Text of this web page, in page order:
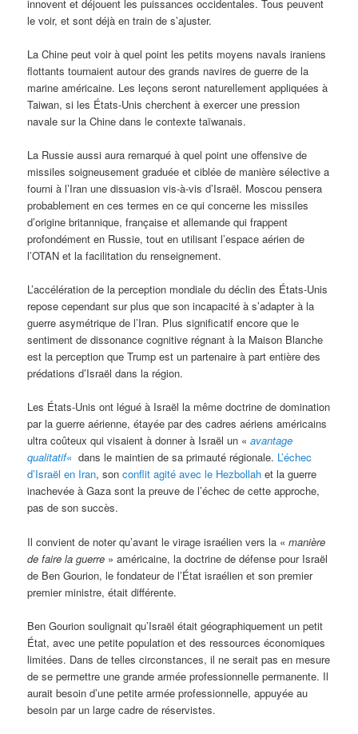
innovent et déjouent les puissances occidentales. Tous peuvent
le voir, et sont déjà en train de s’ajuster.
La Chine peut voir à quel point les petits moyens navals iraniens
flottants tournaient autour des grands navires de guerre de la
marine américaine. Les leçons seront naturellement appliquées à
Taiwan, si les États-Unis cherchent à exercer une pression
navale sur la Chine dans le contexte taïwanais.
La Russie aussi aura remarqué à quel point une offensive de
missiles soigneusement graduée et ciblée de manière sélective a
fourni à l’Iran une dissuasion vis-à-vis d’Israël. Moscou pensera
probablement en ces termes en ce qui concerne les missiles
d’origine britannique, française et allemande qui frappent
profondément en Russie, tout en utilisant l’espace aérien de
l’OTAN et la facilitation du renseignement.
L’accélération de la perception mondiale du déclin des États-Unis
repose cependant sur plus que son incapacité à s’adapter à la
guerre asymétrique de l’Iran. Plus significatif encore que le
sentiment de dissonance cognitive régnant à la Maison Blanche
est la perception que Trump est un partenaire à part entière des
prédations d’Israël dans la région.
Les États-Unis ont légué à Israël la même doctrine de domination
par la guerre aérienne, étayée par des cadres aériens américains
ultra coûteux qui visaient à donner à Israël un «avantage
qualitatif« dans le maintien de sa primauté régionale. L’échec
d’Israël en Iran, sonconflit agité avec le Hezbollah et la guerre
inachevée à Gaza sont la preuve de l’échec de cette approche,
pas de son succès.
Il convient de noter qu’avant le virage israélien vers la «manière
de faire la guerre » américaine, la doctrine de défense pour Israël
de Ben Gourion, le fondateur de l’État israélien et son premier
premier ministre, était différente.
Ben Gourion soulignait qu’Israël était géographiquement un petit
État, avec une petite population et des ressources économiques
limitées. Dans de telles circonstances, il ne serait pas en mesure
de se permettre une grande armée professionnelle permanente. Il
aurait besoin d’une petite armée professionnelle, appuyée au
besoin par un large cadre de réservistes.